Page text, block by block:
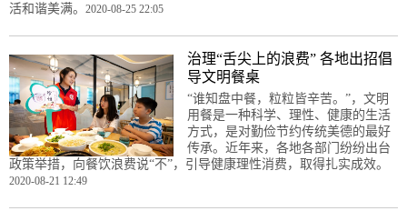
活和谐美满。 2020-08-25 22:05
治理“舌尖上的浪费” 各地出招倡
导文明餐桌
“谁知盘中餐，粒粒皆辛苦。”，文明
用餐是一种科学、理性、健康的生活
方式，是对勤俭节约传统美德的最好
传承。近年来，各地各部门纷纷出台
政策举措，向餐饮浪费说“不”，引导健康理性消费，取得扎实成效。
2020-08-21 12:49